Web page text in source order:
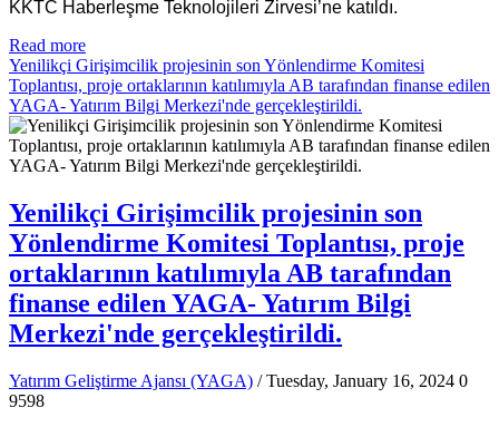
KKTC Haberleşme Teknolojileri Zirvesi’ne katıldı.
Read more
Yenilikçi Girişimcilik projesinin son Yönlendirme Komitesi
Toplantısı, proje ortaklarının katılımıyla AB tarafından finanse edilen
YAGA- Yatırım Bilgi Merkezi'nde gerçekleştirildi.
Yenilikçi Girişimcilik projesinin son
Yönlendirme Komitesi Toplantısı, proje
ortaklarının katılımıyla AB tarafından
finanse edilen YAGA- Yatırım Bilgi
Merkezi'nde gerçekleştirildi.
Yatırım Geliştirme Ajansı (YAGA) / Tuesday, January 16, 2024 0
9598